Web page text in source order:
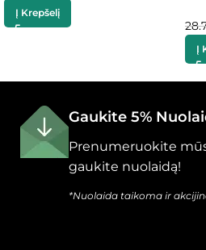
Į Krepšelį
Į
Gaukite 5%
Prenumeruokite
gaukite nuolaidą!
*Nuolaida taikoma ir